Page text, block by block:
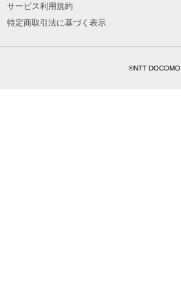
サービス利用規約
特定商取引法に基づく表示
©NTT DOCOMO